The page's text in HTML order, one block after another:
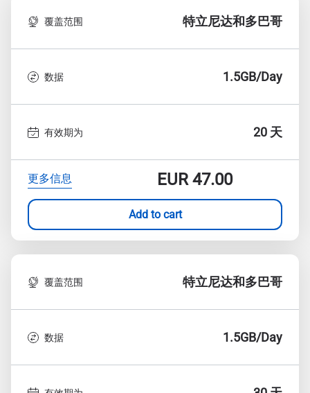
覆盖范围 特立尼达和多巴哥
数据 1.5GB/Day
有效期为 20 天
更多信息 EUR47.00
Add to cart
覆盖范围 特立尼达和多巴哥
数据 1.5GB/Day